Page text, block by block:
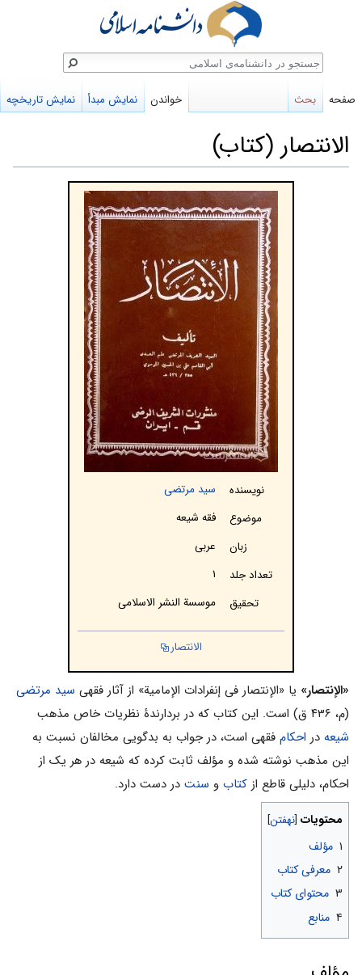
الانتصار (کتاب)
نویسنده
سید مرتضی
موضوع
فقه شیعه
زبان
عربی
تعداد جلد
۱
تحقیق
موسسة النشر الاسلامی
الانتصار
«الإنتصار» یا «الإنتصار فی إنفرادات الإمامیة» از آثار فقهى سيد مرتضى
(م، ۴۳۶ ق) است. این کتاب که در بردارندۀ نظریات خاص مذهب
شیعه در احکام فقهی است، در جواب به بدگویی مخالفان نسبت به
این مذهب نوشته شده و مؤلف ثابت کرده که شیعه در هر یک از
احکام، دلیلی قاطع از کتاب و سنت در دست دارد.
محتویات
۱ مؤلف
۲ معرفى كتاب
۳ محتوای کتاب
۴ منابع
صفحه بحث خواندن نمایش مبدأ نمایش تاریخچه
جستجو